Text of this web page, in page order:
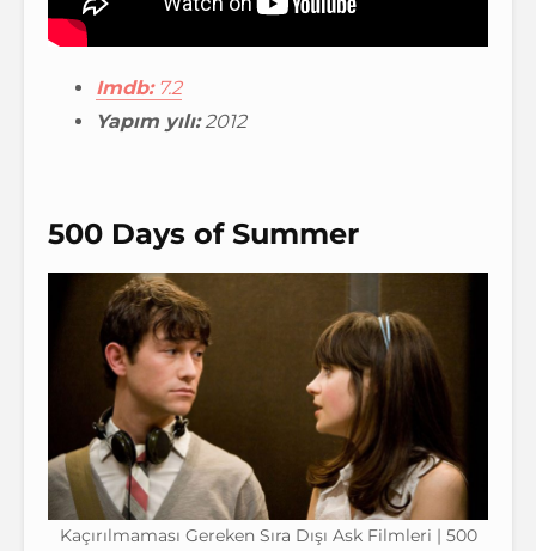
Imdb:7.2
Yapım yılı:2012
500 Days of Summer
Kaçırılmaması Gereken Sıra Dışı Ask Filmleri | 500